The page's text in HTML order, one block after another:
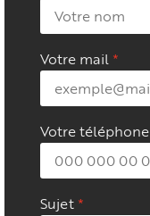
Votre mail
Votre téléphone
Sujet